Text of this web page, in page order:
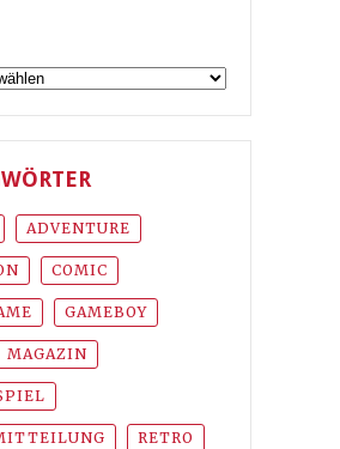
ADVENTURE
COMIC
GAMEBOY
MAGAZIN
RETRO